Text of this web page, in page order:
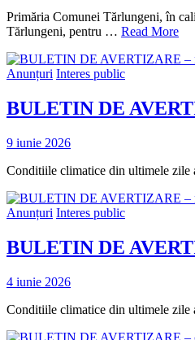
Primăria Comunei Tărlungeni, în
Tărlungeni, pentru … Read More
Anunțuri Interes public
BULETIN DE
9 iunie 2026
Conditiile climatice din ultimele zile
Anunțuri Interes public
BULETIN DE
4 iunie 2026
Conditiile climatice din ultimele zile